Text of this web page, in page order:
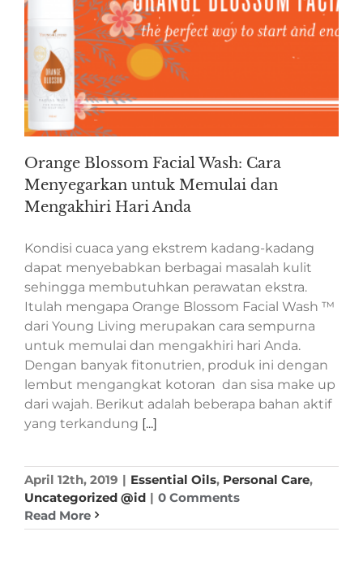
Orange Blossom Facial Wash: Cara
Menyegarkan untuk Memulai dan
Mengakhiri Hari Anda
Kondisi cuaca yang ekstrem kadang-kadang
dapat menyebabkan berbagai masalah kulit
sehingga membutuhkan perawatan ekstra.
Itulah mengapa Orange Blossom Facial Wash ™
dari Young Living merupakan cara sempurna
untuk memulai dan mengakhiri hari Anda.
Dengan banyak fitonutrien, produk ini dengan
lembut mengangkat kotoran dan sisa make up
dari wajah. Berikut adalah beberapa bahan aktif
yang terkandung [...]
April 12th, 2019 | Essential Oils, Personal Care,
Uncategorized @id | 0 Comments
Read More